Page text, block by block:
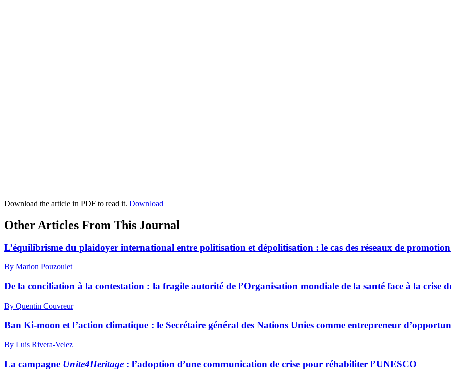
Download the article in PDF to read it. Download
Other Articles From This Journal
L’équilibrisme du plaidoyer international entre politisation et dépolitisation : le cas des réseaux de promotion
By Marion Pouzoulet
De la conciliation à la contestation : la fragile autorité de l’Organisation mondiale de la santé face à la crise
By Quentin Couvreur
Ban Ki-moon et l’action climatique : le Secrétaire général des Nations Unies comme entrepreneur
By Luis Rivera-Velez
La campagne Unite4Heritage : l’adoption d’une communication de crise pour réhabiliter l’UNESCO